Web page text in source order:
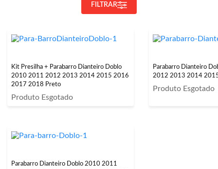
FILTRAR
Kit Presilha + Parabarro Dianteiro Doblo
2010 2011 2012 2013 2014 2015 2016
2017 2018 Preto
Produto Esgotado
Parabarro Dianteiro
2012 2013 2014
Produto Esgotado
Parabarro Dianteiro Doblo 2010 2011